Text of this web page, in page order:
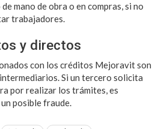
mano de obra o en compras, si no
trabajadores.
y directos
con los créditos Mejoravit son
Si un tercero solicita
por realizar los trámites, es
posible fraude.